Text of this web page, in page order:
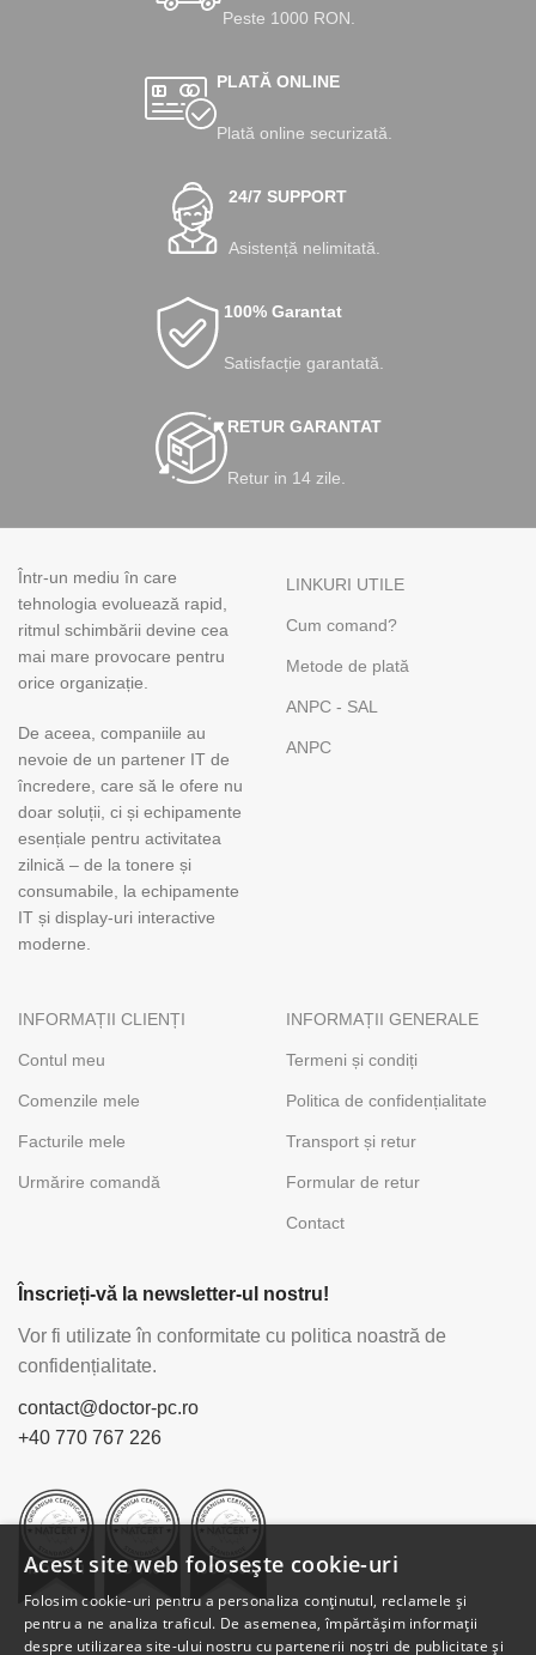
Peste 1000 RON.
PLATĂ ONLINE
Plată online securizată.
24/7 SUPPORT
Asistență nelimitată.
100% Garantat
Satisfacție garantată.
RETUR GARANTAT
Retur in 14 zile.
Într-un mediu în care
tehnologia evoluează rapid,
ritmul schimbării devine cea
mai mare provocare pentru
orice organizație.
De aceea, companiile au
nevoie de un partener IT de
încredere, care să le ofere nu
doar soluții, ci și echipamente
esențiale pentru activitatea
zilnică – de la tonere și
consumabile, la echipamente
IT și display-uri interactive
moderne.
LINKURI UTILE
Cum comand?
Metode de plată
ANPC - SAL
ANPC
INFORMAȚII CLIENȚI
Contul meu
Comenzile mele
Facturile mele
Urmărire comandă
INFORMAȚII GENERALE
Termeni și condiți
Politica de confidențialitate
Transport și retur
Formular de retur
Contact
Înscrieți-vă la newsletter-ul nostru!
Vor fi utilizate în conformitate cu politica noastră de
confidențialitate.
contact@doctor-pc.ro
+40 770 767 226
Acest site web folosește cookie-uri
Folosim cookie-uri pentru a personaliza conținutul, reclamele și
pentru a ne analiza traficul. De asemenea, împărtășim informații
despre utilizarea site-ului nostru cu partenerii noștri de publicitate și